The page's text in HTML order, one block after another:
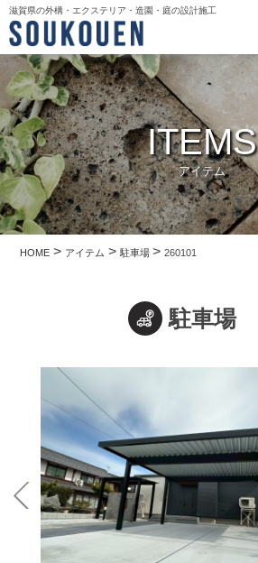
滋賀県の外構・エクステリア・造園・庭の設計施工
ITEMS
アイテム
HOME > アイテム >駐車場>260101
駐車場